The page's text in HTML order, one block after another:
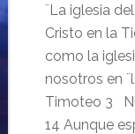
¨La iglesia
Cristo en la
como la
nosotros en
Timoteo 3
14 Aunque